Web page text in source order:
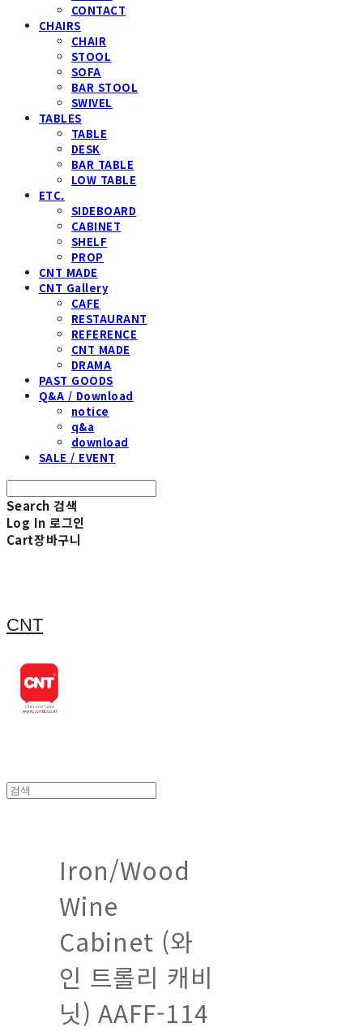
CONTACT
CHAIRS
CHAIR
STOOL
SOFA
BAR STOOL
SWIVEL
TABLES
TABLE
DESK
BAR TABLE
LOW TABLE
ETC.
SIDEBOARD
CABINET
SHELF
PROP
CNT MADE
CNT Gallery
CAFE
RESTAURANT
REFERENCE
CNT MADE
DRAMA
PAST GOODS
Q&A / Download
notice
q&a
download
SALE / EVENT
Search 검색
Log In 로그인
Cart장바구니
CNT
Iron/Wood
Wine
Cabinet (와
인 트롤리 캐비
닛) AAFF-114